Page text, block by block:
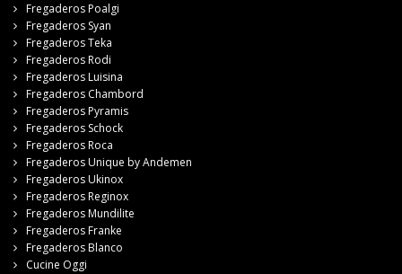
Fregaderos Poalgi
Fregaderos Syan
Fregaderos Teka
Fregaderos Rodi
Fregaderos Luisina
Fregaderos Chambord
Fregaderos Pyramis
Fregaderos Schock
Fregaderos Roca
Fregaderos Unique by Andemen
Fregaderos Ukinox
Fregaderos Reginox
Fregaderos Mundilite
Fregaderos Franke
Fregaderos Blanco
Cucine Oggi